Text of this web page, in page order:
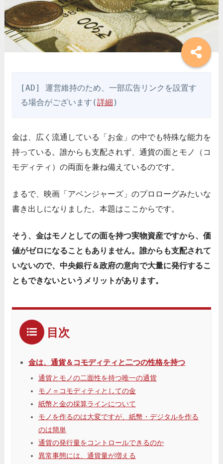
[AD] 運営維持のため、一部広告リンクを設置す
る場合がございます(詳細 )
金は、広く流通している「お金」の中でも特殊な能力を
持っている。誰からも支配されず、通貨の面とモノ（コ
モディティ）の両面を兼ね備えているのです。
まるで、映画「アベンジャーズ」のプロローグみたいな
書き出しになりました。本題はここからです。
そう、金はモノとしての面を持つ実物資産ですから、価
値がゼロになることもありません。誰からも支配されて
いないので、中央銀行＆政府の意向で大量に発行するこ
ともできないというメリットがあります。
目次
金は、通貨＆コモディティと二つの性格を持つ
通貨とモノの二面性を持つ唯一の通貨
モノ＝コモディティとしての金
紙幣と金の採算ラインについて
モノを作るのは大変ですが、紙幣・デジタルを作る
のは簡単
通貨の発行量をコントロールできるのか
異常事態には、通貨量が増える